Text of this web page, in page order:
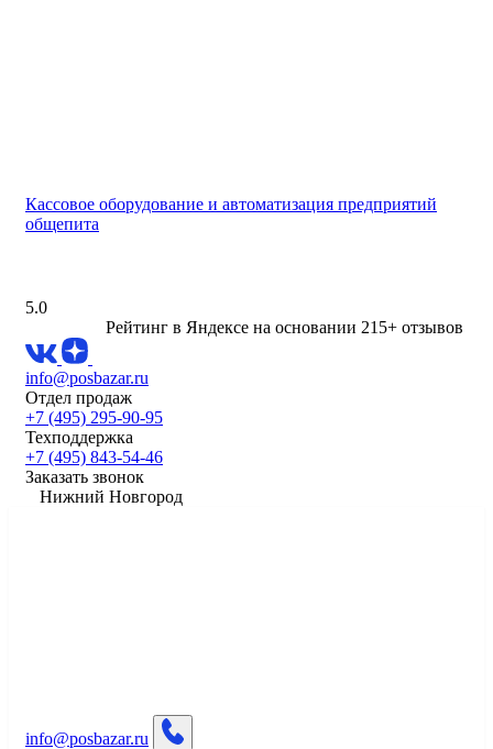
Кассовое оборудование и автоматизация предприятий
общепита
5.0
Рейтинг в Яндексе на основании 215+ отзывов
info@posbazar.ru
Отдел продаж
+7 (495) 295-90-95
Техподдержка
+7 (495) 843-54-46
Заказать звонок
Нижний Новгород
info@posbazar.ru